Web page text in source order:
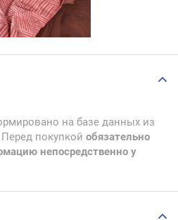
на базе данных из
покупкой обязательно
непосредственно у